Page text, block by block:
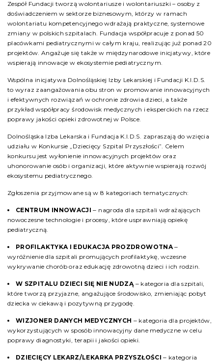
Zespół Fundacji tworzą wolontariusze i wolontariuszki – osoby z
doświadczeniem w sektorze biznesowym, którzy w ramach
wolontariatu kompetencyjnego wdrażają praktyczne, systemowe
zmiany w polskich szpitalach. Fundacja współpracuje z ponad 50
placówkami pediatrycznymi w całym kraju, realizując już ponad 20
projektów. Angażuje się także w międzynarodowe inicjatywy, które
wspierają innowacje w ekosystemie pediatrycznym.
Wspólna inicjatywa Dolnośląskiej Izby Lekarskiej i Fundacji K.I.D.S.
to wyraz zaangażowania obu stron w promowanie innowacyjnych
i efektywnych rozwiązań w ochronie zdrowia dzieci, a także
przykład współpracy środowisk medycznych i eksperckich na rzecz
poprawy jakości opieki zdrowotnej w Polsce.
Dolnośląska Izba Lekarska i Fundacja K.I.D.S. zapraszają do wzięcia
udziału w Konkursie „Dziecięcy Szpital Przyszłości”. Celem
konkursu jest wyłonienie innowacyjnych projektów oraz
uhonorowanie osób i organizacji, które aktywnie wspierają rozwój
ekosystemu pediatrycznego.
Zgłoszenia przyjmowane są w 8 kategoriach tematycznych:
CENTRUM INNOWACJI‒ nagroda dla szpitali wdrażających
nowoczesne technologie i procesy, które usprawniają opiekę
pediatryczną.
PROFILAKTYKA I EDUKACJA PROZDROWOTNA‒
wyróżnienie dla szpitali promujących profilaktykę, wczesne
wykrywanie chorób oraz edukację zdrowotną dzieci i ich rodzin.
W SZPITALU DZIECI SIĘ NIE NUDZĄ ‒ kategoria dla szpitali,
które tworzą przyjazne, angażujące środowisko, zmieniając pobyt
dziecka w ciekawą i pozytywną przygodę.
WIZJONER DANYCH MEDYCZNYCH ‒ kategoria dla projektów,
wykorzystujących w sposób innowacyjny dane medyczne w celu
poprawy diagnostyki, terapii i jakości opieki.
DZIECIĘCY LEKARZ/LEKARKA PRZYSZŁOŚCI‒ kategoria